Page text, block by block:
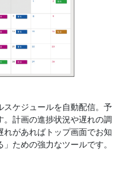
スケジュールを自動配信。予
計画の進捗状況や遅れの調
があればトップ画面でお知
ための強力なツールです。